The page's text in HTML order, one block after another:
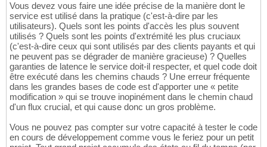
Vous devez vous faire une idée précise de la manière dont le
service est utilisé dans la pratique (c'est-à-dire par les
utilisateurs). Quels sont les points d'accès les plus souvent
utilisés ? Quels sont les points d'extrémité les plus cruciaux
(c'est-à-dire ceux qui sont utilisés par des clients payants et qui
ne peuvent pas se dégrader de manière gracieuse) ? Quelles
garanties de latence le service doit-il respecter, et quel code doit
être exécuté dans les chemins chauds ? Une erreur fréquente
dans les grandes bases de code est d'apporter une « petite
modification » qui se trouve inopinément dans le chemin chaud
d'un flux crucial, et qui cause donc un gros problème.
Vous ne pouvez pas compter sur votre capacité à tester le code
en cours de développement comme vous le feriez pour un petit